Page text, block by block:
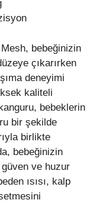
bebeğinizin
çıkarırken
deneyimi
kaliteli
bebeklerin
bir şekilde
birlikte
bebeğinizin
ve huzur
ısısı, kalp